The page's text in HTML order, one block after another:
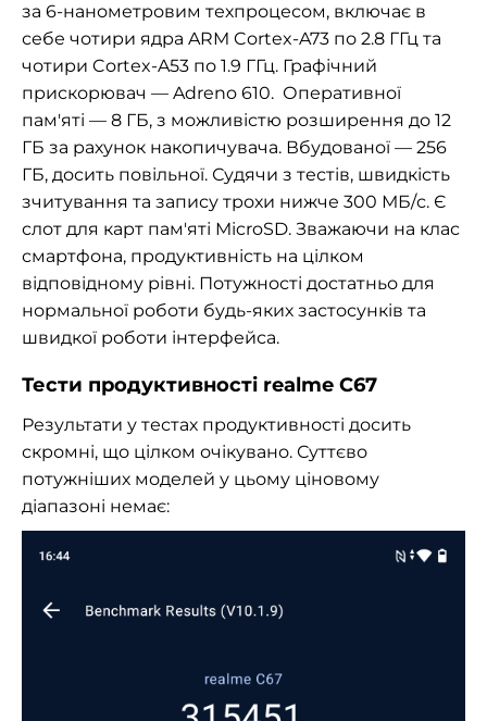
за 6-нанометровим техпроцесом, включає в
себе чотири ядра ARM Cortex-A73 по 2.8 ГГц та
чотири Cortex-A53 по 1.9 ГГц. Графічний
прискорювач — Adreno 610. Оперативної
пам'яті — 8 ГБ, з можливістю розширення до 12
ГБ за рахунок накопичувача. Вбудованої — 256
ГБ, досить повільної. Судячи з тестів, швидкість
зчитування та запису трохи нижче 300 МБ/с. Є
слот для карт пам'яті MicroSD. Зважаючи на клас
смартфона, продуктивність на цілком
відповідному рівні. Потужності достатньо для
нормальної роботи будь-яких застосунків та
швидкої роботи інтерфейса.
Тести продуктивності realme C67
Результати у тестах продуктивності досить
скромні, що цілком очікувано. Суттєво
потужніших моделей у цьому ціновому
діапазоні немає: